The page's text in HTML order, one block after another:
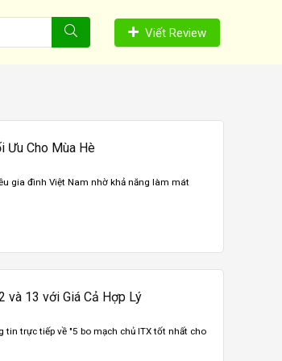
Viết Review
Ưu Cho Mùa Hè
gia đình Việt Nam nhờ khả năng làm mát
và 13 với Giá Cả Hợp Lý
trực tiếp về "5 bo mạch chủ ITX tốt nhất cho